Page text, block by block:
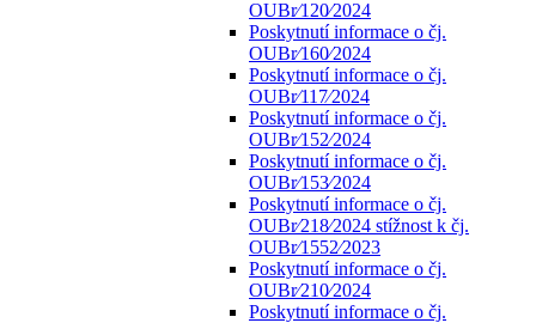
OUBr⁄120⁄2024
Poskytnutí informace o čj.
OUBr⁄160⁄2024
Poskytnutí informace o čj.
OUBr⁄117⁄2024
Poskytnutí informace o čj.
OUBr⁄152⁄2024
Poskytnutí informace o čj.
OUBr⁄153⁄2024
Poskytnutí informace o čj.
OUBr⁄218⁄2024 stížnost k čj.
OUBr⁄1552⁄2023
Poskytnutí informace o čj.
OUBr⁄210⁄2024
Poskytnutí informace o čj.